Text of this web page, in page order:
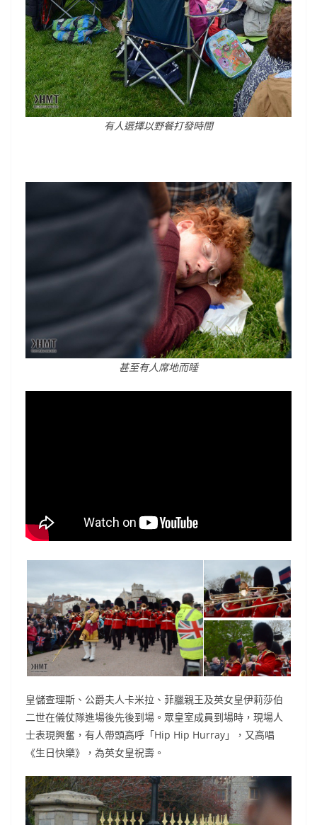
有人選擇以野餐打發時間
甚至有人席地而睡
皇儲查理斯、公爵夫人卡米拉、菲臘親王及英女皇伊莉莎伯
二世在儀仗隊進場後先後到場。眾皇室成員到場時，現場人
士表現興奮，有人帶頭高呼「Hip Hip Hurray」，又高唱
《生日快樂》，為英女皇祝壽。